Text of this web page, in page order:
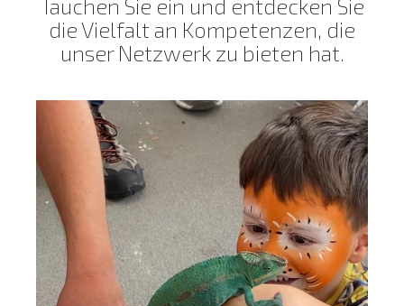
Tauchen Sie ein und entdecken Sie
die Vielfalt an Kompetenzen, die
unser Netzwerk zu bieten hat.